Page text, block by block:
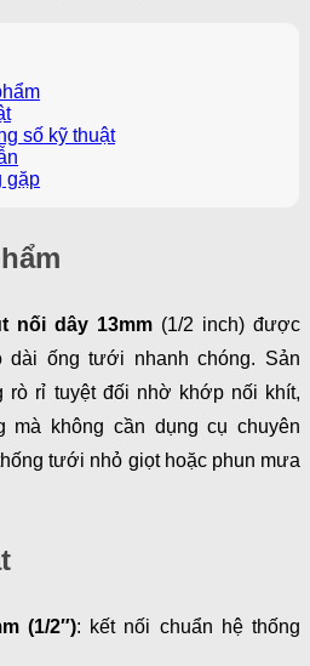
số kỹ thuật
gặp
nối dây 13mm (1/2 inch) được
dài ống tưới nhanh chóng. Sản
rò rỉ tuyệt đối nhờ khớp nối khít,
mà không cần dụng cụ chuyên
tưới nhỏ giọt hoặc phun mưa
(1/2″): kết nối chuẩn hệ thống